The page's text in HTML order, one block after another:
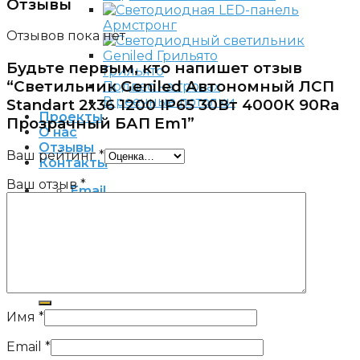
Армстронг
Грильято
Подвес на тросах
В реечные потолки
Проекты
О нас
Отзывы
Контакты
Email
Отзывы
Отзывов пока нет.
Будьте первым, кто напишет отзыв
“Светильник Geniled Автономный ЛСП
Standart 2х36 1200 IP65 30Вт 4000К 90Ra
Прозрачный БАП Em1”
Ваш рейтинг *
Ваш отзыв*
Имя *
Email *